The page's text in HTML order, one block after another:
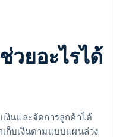
วยอะไรได้
งินและจัดการลูกค้าได้
ก็บเงินตามแบบแผนล่วง